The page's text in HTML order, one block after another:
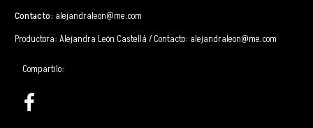
Contacto: alejandraleon@me.com
Productora: Alejandra León Castellá / Contacto: alejandraleon@me.com
Compartilo: